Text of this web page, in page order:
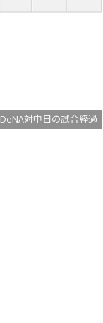
DeNA対中日の試合経過